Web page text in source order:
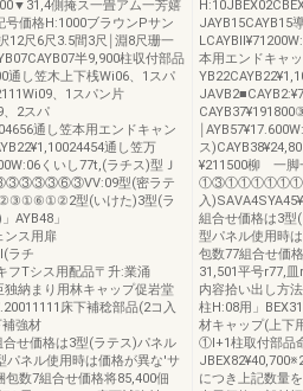
側掩ス一畳アム一芳嬉
号価格H:1000ブラウンPサン
12尺6尺3.5間3尺￨淵8尺珊一
半9,900柱収付部品
通し笠木上下桟Wi06、1スパ
、1スパン片
、2スパ
通し笠本用エンドキャン
通し笠万
くいし77t,(ラチス)型Ｊ
型(密ラテ
型(いけた)3型(ラ
AYB48」
ンス用扉
チ
フTシス用配品〒升:業涌
独納まり用林キャップ促岩堂
床下補稔部品(2コ入
補強材
合せ価格は3型(ラテス)パネル
パネル使用時は価格が異な'サ
数7組合せ価格将85,400佃
JAYB15CAYB15
本用エンドキャ
￨
ス
¥211500柳 一脚
入
組合せ価格は3型
型パネル使用時
包数77組合せ価
31,501平号r77,
内容拾い出し方
柱H:08用」
材キャップ(上下
①l+1柱取付部品
につき上記数量